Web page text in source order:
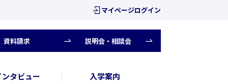
マイページログイン
資料請求 説明会・相談会
ンタビュー 入学案内